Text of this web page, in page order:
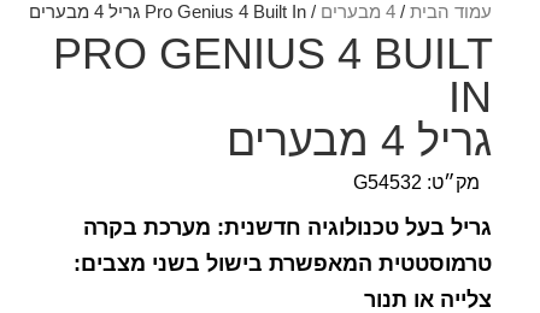
עמוד הבית / 4 מבערים / Pro Genius 4 Built In גריל 4 מבערים
PRO GENIUS 4 BUILT
IN
גריל 4 מבערים
מק״ט: G54532
גריל בעל טכנולוגיה חדשנית: מערכת בקרה
טרמוסטטית המאפשרת בישול בשני מצבים:
צלייה או תנור